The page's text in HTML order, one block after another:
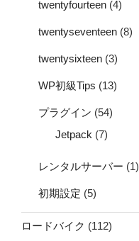
twentyfourteen (4)
twentyseventeen (8)
twentysixteen (3)
WP初級Tips (13)
プラグイン (54)
Jetpack (7)
レンタルサーバー (1)
初期設定 (5)
ロードバイク (112)